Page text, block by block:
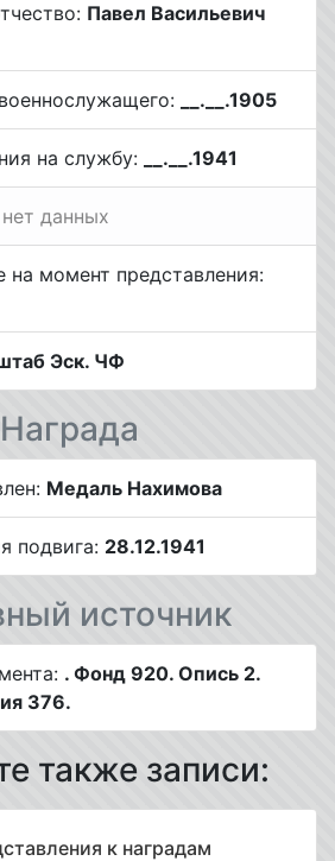
Павел Васильевич
__.__.1905
на службу: __.__.1941
данных
на момент представления:
Эск. ЧФ
Награда
Медаль Нахимова
подвига: 28.12.1941
источник
. Фонд 920. Опись 2.
376.
также записи:
к наградам